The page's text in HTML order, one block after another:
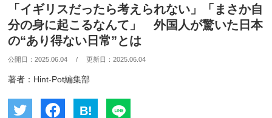
「イギリスだったら考えられない」「まさか自
分の身に起こるなんて」 外国人が驚いた日本
の“あり得ない日常”とは
公開日：2025.06.04 / 更新日：2025.06.04
著者：Hint-Pot編集部
B!